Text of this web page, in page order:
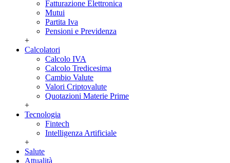
Fatturazione Elettronica
Mutui
Partita Iva
Pensioni e Previdenza
+
Calcolatori
Calcolo IVA
Calcolo Tredicesima
Cambio Valute
Valori Criptovalute
Quotazioni Materie Prime
+
Tecnologia
Fintech
Intelligenza Artificiale
+
Salute
Attualità